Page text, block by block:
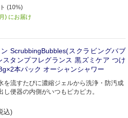
(10%)
) にお届け
ScrubbingBubbles(スクラビングバブ
スタンプフレグランス 黒ズミケア つけ
本パック オーシャンシャワー
を流すたびに濃縮ジェルから洗浄・防汚成
し便器の内側がいつもピカピカ。
込)